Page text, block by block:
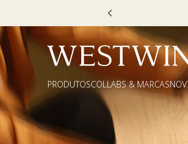
PRODUTOSCOLLABS & MARCAS